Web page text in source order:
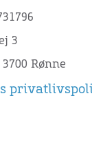
3
Rønne